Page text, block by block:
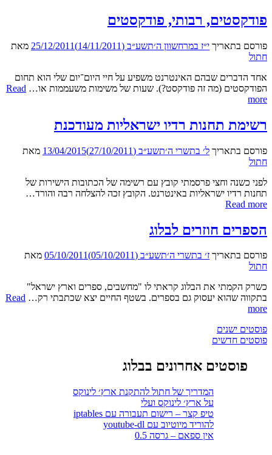
נגד
ספאם
en-
פודקסטים, רבותי, פודקסטים
פורסם בתאריך י״ז במרחשוון ה׳תשע״ב (14/11/2011) 25/12/2011 מאת
חתול
אחד הדברים שבהם האינטרנט משפיע על חיי היום־יום שלי הוא תחום
הפודקסטים (מה זה פודקסט?). שעות של משימות משעממות או… Read
moreפודקסטים,
פודקסטים
רשימת תחנות רדיו ישראליות מעודכנת
פורסם בתאריך ל׳ בתשרי ה׳תשע״ב (27/10/2011) 13/04/2015 מאת
חתול
לפני כשנה וחצי פרסמתי קובץ עם רשימה של הכתובות הישירות של
תחנות רדיו ישראליות באינטרנט. הקובץ זכה להצלחה רבה והורד…
Read moreרשימת
רדיו
ישראליות
הספרים חוזרים לבלוג
פורסם בתאריך ז׳ בתשרי ה׳תשע״ב (05/10/2011) 05/10/2011 מאת
חתול
כשרק הקמתי את הבלוג קראתי לו "מחשבים, ספרים וארץ ישראל"
בתקווה שהוא יעסוק גם בספרים. בשטף החיים יצא שכתבתי רק… Read
moreהספרים
לבלוגניווט
פוסטים ישנים
פוסטים חדשים
פוסטים אחרונים בבלוג
המדריך של חתול להתקנת ארץ׳ לינוקס
על ארץ׳ לינוקס ועלי
טיפ קצר – רישום תעבורה עם iptables
להוריד מיוטיוב עם youtube-dl
אין ספאם – גרסה 0.5